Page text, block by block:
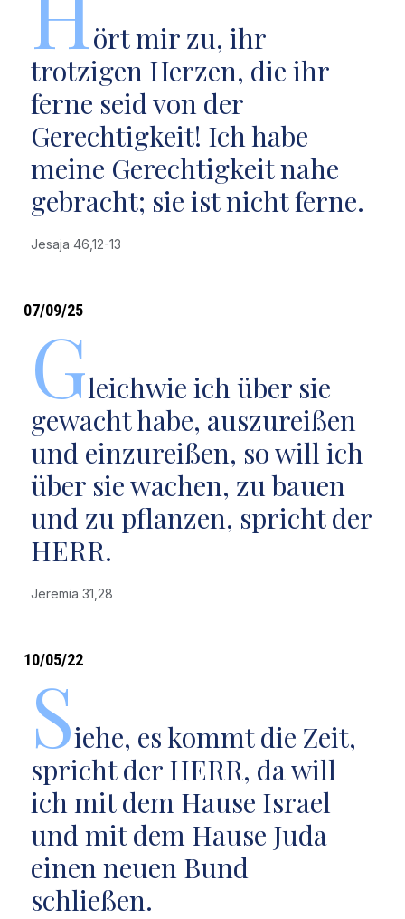
ört mir zu, ihr
trotzigen Herzen, die ihr
ferne seid von der
Gerechtigkeit! Ich habe
meine Gerechtigkeit nahe
gebracht; sie ist nicht ferne.
Jesaja 46,12-13
07/09/25
Gleichwie ich über sie
gewacht habe, auszureißen
und einzureißen, so will ich
über sie wachen, zu bauen
und zu pflanzen, spricht der
HERR.
Jeremia 31,28
10/05/22
Siehe, es kommt die Zeit,
spricht der HERR, da will
ich mit dem Hause Israel
und mit dem Hause Juda
einen neuen Bund
schließen.